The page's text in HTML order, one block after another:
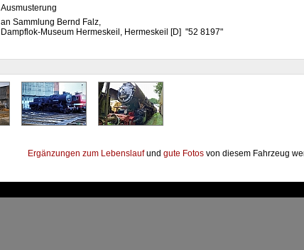
Ausmusterung
an Sammlung Bernd Falz,
Dampflok-Museum Hermeskeil, Hermeskeil [D] "52 8197"
Ergänzungen zum Lebenslaufund gute Fotos von diesem Fahrzeug